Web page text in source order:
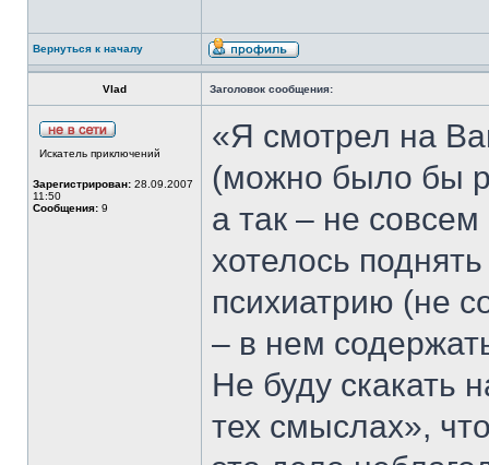
Вернуться к началу
Vlad Заголовок сообщения:
Искатель приключений
Зарегистрирован: 28.09.2007
11:50
Сообщения: 9
«Я смотрел на
(можно было бы
а так – не
хотелось
психиатрию (не
– в нем
Не буду скакать
тех смыслах»,